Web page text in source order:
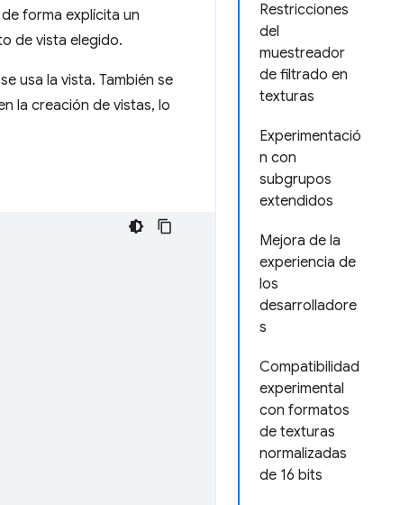
Restricciones
del
muestreador
de filtrado en
texturas
Experimentació
n con
subgrupos
extendidos
Mejora de la
experiencia de
los
desarrolladore
s
Compatibilidad
experimental
con formatos
de texturas
normalizadas
de 16 bits
forma explícita un
de vista elegido.
usa la vista. También se
la creación de vistas, lo